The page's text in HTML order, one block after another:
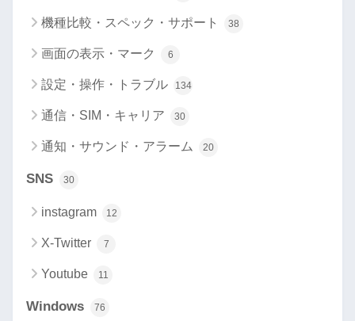
機種比較・スペック・サポート 38
画面の表示・マーク 6
設定・操作・トラブル 134
通信・SIM・キャリア 30
通知・サウンド・アラーム 20
SNS 30
instagram 12
X-Twitter 7
Youtube 11
Windows 76